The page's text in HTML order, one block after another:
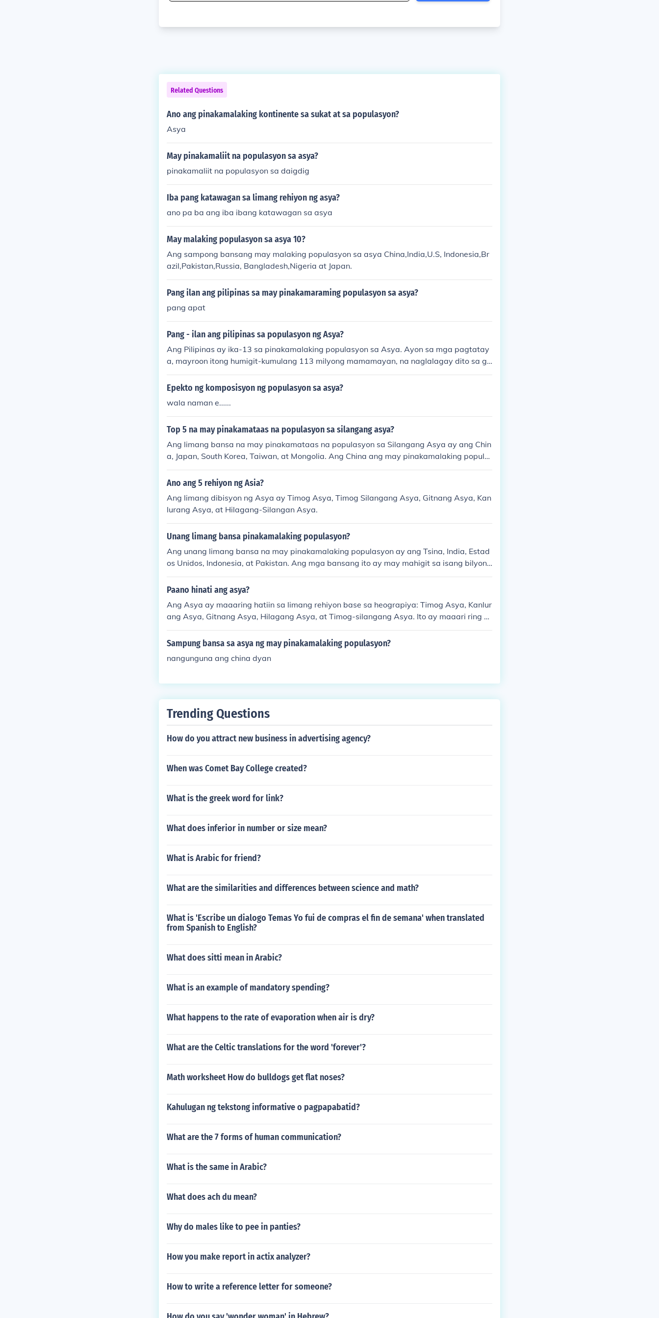
Related Questions
Ano ang pinakamalaking kontinente sa sukat at sa populasyon?
Asya
May pinakamaliit na populasyon sa asya?
pinakamaliit na populasyon sa daigdig
Iba pang katawagan sa limang rehiyon ng asya?
ano pa ba ang iba ibang katawagan sa asya
May malaking populasyon sa asya 10?
Ang sampong bansang may malaking populasyon sa asya China,India,U.S, Indonesia,Br
azil,Pakistan,Russia, Bangladesh,Nigeria at Japan.
Pang ilan ang pilipinas sa may pinakamaraming populasyon sa asya?
pang apat
Pang - ilan ang pilipinas sa populasyon ng Asya?
Ang Pilipinas ay ika-13 sa pinakamalaking populasyon sa Asya. Ayon sa mga pagtatay
a, mayroon itong humigit-kumulang 113 milyong mamamayan, na naglalagay dito sa git
nang bahagi ng ranggo ng mga bansa sa kontinente. Ang mga bansang tulad ng Tsina a
t India ang may pinakamalaking populasyon sa Asya.
Epekto ng komposisyon ng populasyon sa asya?
wala naman e......
Top 5 na may pinakamataas na populasyon sa silangang asya?
Ang limang bansa na may pinakamataas na populasyon sa Silangang Asya ay ang Chin
a, Japan, South Korea, Taiwan, at Mongolia. Ang China ang may pinakamalaking popula
syon sa mundo, na sinusundan ng Japan at South Korea. Sa kabila ng mas maliit na popu
lasyon, ang Taiwan at Mongolia ay bahagi pa rin ng rehiyon na ito. Ang mga estadistika
n.
Ano ang 5 rehiyon ng Asia?
Ang limang dibisyon ng Asya ay Timog Asya, Timog Silangang Asya, Gitnang Asya, Kan
lurang Asya, at Hilagang-Silangan Asya.
Unang limang bansa pinakamalaking populasyon?
Ang unang limang bansa na may pinakamalaking populasyon ay ang Tsina, India, Estad
os Unidos, Indonesia, at Pakistan. Ang mga bansang ito ay may mahigit sa isang bilyong
katao na populasyon.
Paano hinati ang asya?
Ang Asya ay maaaring hatiin sa limang rehiyon base sa heograpiya: Timog Asya, Kanlur
ang Asya, Gitnang Asya, Hilagang Asya, at Timog-silangang Asya. Ito ay maaari ring h
atiin batay sa kultura, relihiyon, o ekonomiya ng mga bansa sa rehiyon. Ang paghahati n
g Asya ay depende sa layunin o perspektibo ng gumagawa ng paghahati.
Sampung bansa sa asya ng may pinakamalaking populasyon?
nangunguna ang china dyan
Trending Questions
How do you attract new business in advertising agency?
When was Comet Bay College created?
What is the greek word for link?
What does inferior in number or size mean?
What is Arabic for friend?
What are the similarities and differences between science and math?
What is 'Escribe un dialogo Temas Yo fui de compras el fin de semana' when translated
from Spanish to English?
What does sitti mean in Arabic?
What is an example of mandatory spending?
What happens to the rate of evaporation when air is dry?
What are the Celtic translations for the word 'forever'?
Math worksheet How do bulldogs get flat noses?
Kahulugan ng tekstong informative o pagpapabatid?
What are the 7 forms of human communication?
What is the same in Arabic?
What does ach du mean?
Why do males like to pee in panties?
How you make report in actix analyzer?
How to write a reference letter for someone?